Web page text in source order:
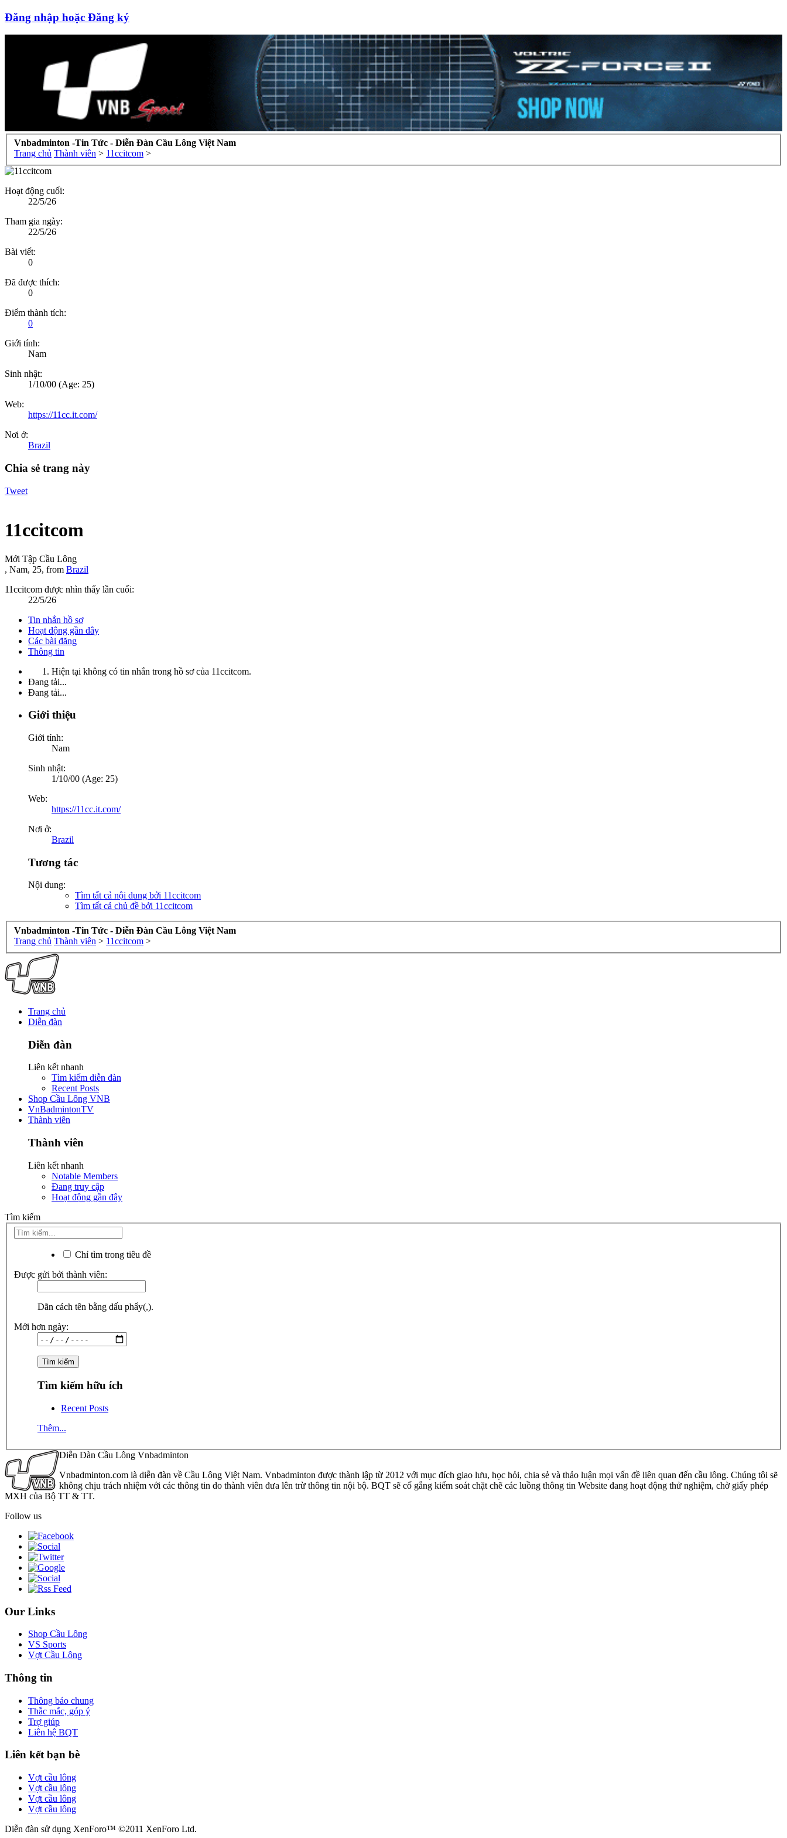
Đăng nhập hoặc Đăng ký
Vnbadminton -Tin Tức - Diễn Đàn Cầu Lông Việt Nam
Trang chủ Thành viên > 11ccitcom >
Hoạt động cuối:
22/5/26
Tham gia ngày:
22/5/26
Bài viết:
0
Đã được thích:
0
Điểm thành tích:
0
Giới tính:
Nam
Sinh nhật:
1/10/00 (Age: 25)
Web:
https://11cc.it.com/
Nơi ở:
Brazil
Chia sẻ trang này
Tweet
11ccitcom
Mới Tập Cầu Lông
, Nam, 25, from Brazil
11ccitcom được nhìn thấy lần cuối:
22/5/26
Tin nhắn hồ sơ
Hoạt động gần đây
Các bài đăng
Thông tin
Hiện tại không có tin nhắn trong hồ sơ của 11ccitcom.
Đang tải...
Đang tải...
Giới thiệu
Giới tính:
Nam
Sinh nhật:
1/10/00 (Age: 25)
Web:
https://11cc.it.com/
Nơi ở:
Brazil
Tương tác
Nội dung:
Tìm tất cả nội dung bởi 11ccitcom
Tìm tất cả chủ đề bởi 11ccitcom
Vnbadminton -Tin Tức - Diễn Đàn Cầu Lông Việt Nam
Trang chủ Thành viên > 11ccitcom >
Trang chủ
Diễn đàn
Diễn đàn
Liên kết nhanh
Tìm kiếm diễn đàn
Recent Posts
Shop Cầu Lông VNB
VnBadmintonTV
Thành viên
Thành viên
Liên kết nhanh
Notable Members
Đang truy cập
Hoạt động gần đây
Tìm kiếm
Chỉ tìm trong tiêu đề
Được gửi bởi thành viên:
Dãn cách tên bằng dấu phẩy(,).
Mới hơn ngày:
Tìm kiếm hữu ích
Recent Posts
Thêm...
Diễn Đàn Cầu Lông Vnbadminton
Vnbadminton.com là diễn đàn về Cầu Lông Việt Nam. Vnbadminton được thành lập từ 2012 với mục đích giao lưu, học hỏi, chia sẻ và thảo luận mọi vấn đề liên quan đến cầu lông. Chúng tôi sẽ
không chịu trách nhiệm với các thông tin do thành viên đưa lên trừ thông tin nội bộ. BQT sẽ cố gắng kiểm soát chặt chẽ các luồng thông tin Website đang hoạt động thử nghiệm, chờ giấy phép
MXH của Bộ TT & TT.
Follow us
Our Links
Shop Cầu Lông
VS Sports
Vợt Cầu Lông
Thông tin
Thông báo chung
Thắc mắc, góp ý
Trợ giúp
Liên hệ BQT
Liên kết bạn bè
Vợt cầu lông
Vợt cầu lông
Vợt cầu lông
Vợt cầu lông
Diễn đàn sử dụng XenForo™ ©2011 XenForo Ltd.